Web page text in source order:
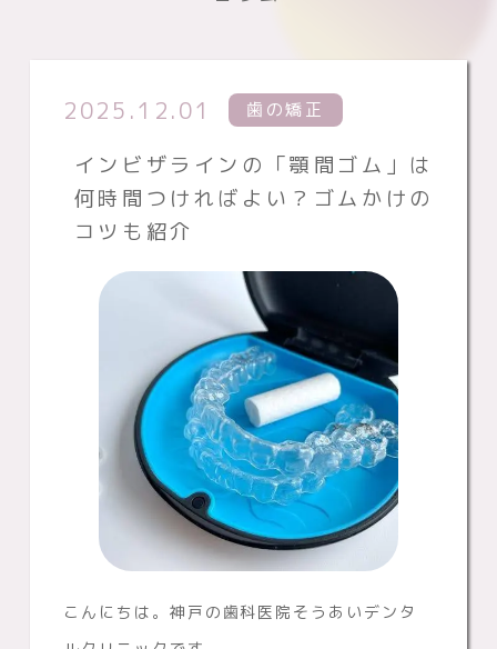
インビザラインの「顎間ゴム」は
何時間つければよい？ゴムかけの
コツも紹介
2025.12.01 歯の矯正
こんにちは。神戸の歯科医院そうあいデンタ